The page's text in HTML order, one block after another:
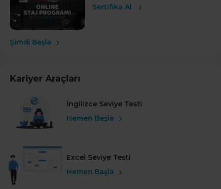
Sertifika Al
Şimdi Başla
Kariyer Araçları
İngilizce Seviye Testi
Hemen Başla
Excel Seviye Testi
Hemen Başla